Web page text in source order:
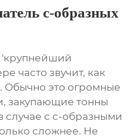
с-образных
'крупнейший
часто звучит, как
Обычно это огромные
закупающие тонны
с с-образными
сложнее. Не